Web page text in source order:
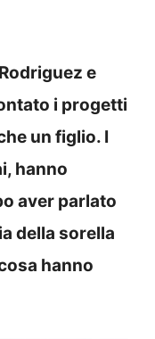
e
i progetti
un figlio. I
hanno
aver parlato
della sorella
hanno